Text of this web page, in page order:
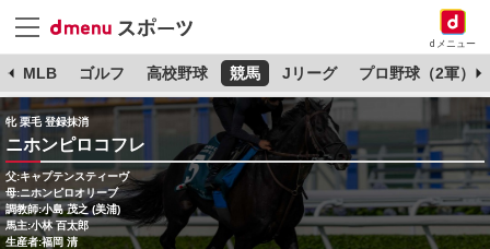
dメニュー
MLB ゴルフ 高校野球 競馬 Jリーグ プロ野球（2軍）
牝 栗毛 登録抹消
ニホンピロコフレ
父:キャプテンスティーヴ
母:ニホンピロオリーブ
調教師:小島 茂之 (美浦)
馬主:小林 百太郎
生産者:福岡 清